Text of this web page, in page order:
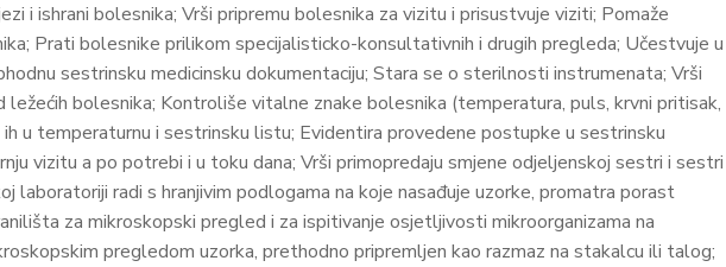
i ishrani bolesnika; Vrši pripremu bolesnika za vizitu i prisustvuje viziti; Pomaže
Prati bolesnike prilikom specijalisticko-konsultativnih i drugih pregleda; Učestvuje u
sestrinsku medicinsku dokumentaciju; Stara se o sterilnosti instrumenata; Vrši
ležećih bolesnika; Kontroliše vitalne znake bolesnika (temperatura, puls, krvni pritisak,
u temperaturnu i sestrinsku listu; Evidentira provedene postupke u sestrinsku
vizitu a po potrebi i u toku dana; Vrši primopredaju smjene odjeljenskoj sestri i sestri
laboratoriji radi s hranjivim podlogama na koje nasađuje uzorke, promatra porast
za mikroskopski pregled i za ispitivanje osjetljivosti mikroorganizama na
pregledom uzorka, prethodno pripremljen kao razmaz na stakalcu ili talog;